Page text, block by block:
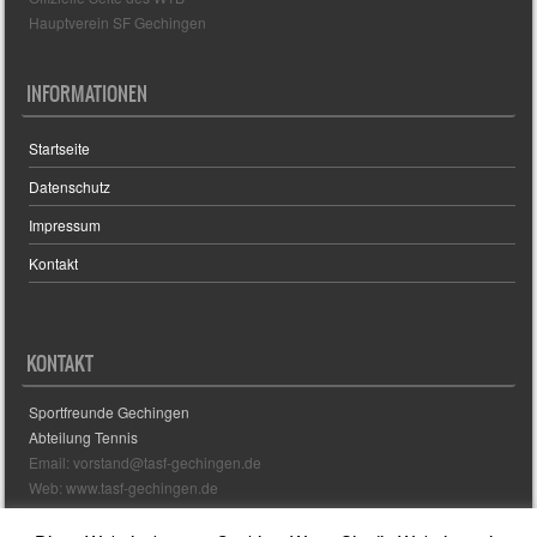
Hauptverein SF Gechingen
INFORMATIONEN
Startseite
Datenschutz
Impressum
Kontakt
KONTAKT
Sportfreunde Gechingen
Abteilung Tennis
Email: vorstand@tasf-gechingen.de
Web: www.tasf-gechingen.de